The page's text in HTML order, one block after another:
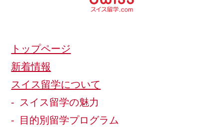
トップページ
新着情報
スイス留学について
スイス留学の魅力
目的別留学プログラム